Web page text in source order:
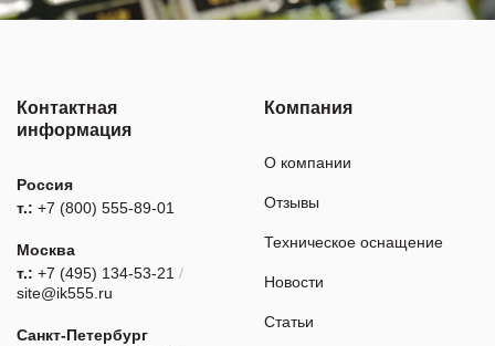
Контактная
информация
Россия
т.: +7 (800) 555-89-01
Москва
т.: +7 (495) 134-53-21 /
site@ik555.ru
Санкт-Петербург
Компания
О компании
Отзывы
Техническое оснащение
Новости
Статьи